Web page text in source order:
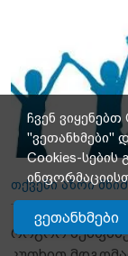
თქვენი აზრი
როგორ
ჩვენ
"ვეთანხმები"
Cookies-
ვეთანხმები